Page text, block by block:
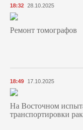
18:32 28.10.2025
Ремонт томографов
18:49 17.10.2025
На Восточном
транспортировки